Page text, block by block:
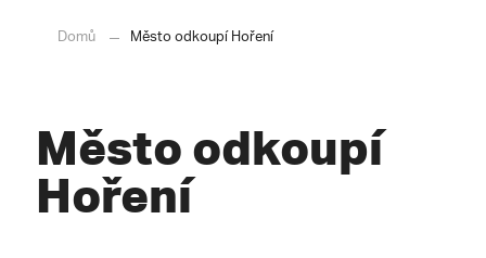
Domů Město odkoupí Hoření
Město odkoupí
Hoření